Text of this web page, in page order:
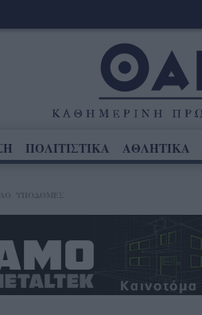
ΠΟΛΙΤΙΣΤΙΚΑ ΑΘΛΗΤΙΚΑ